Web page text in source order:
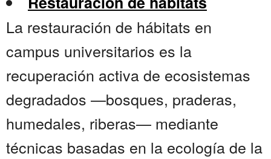
La restauración de hábitats en
campus universitarios es la
recuperación activa de ecosistemas
degradados —bosques, praderas,
humedales, riberas— mediante
técnicas basadas en la ecología de la